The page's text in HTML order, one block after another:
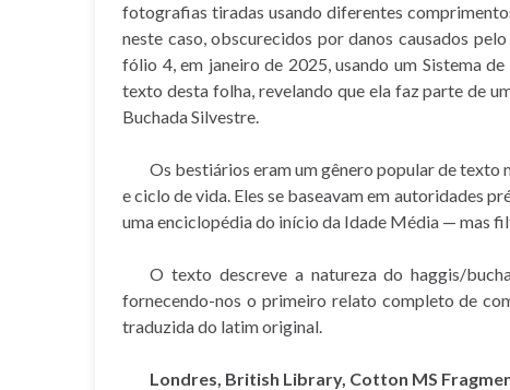
fotografias tiradas usando diferentes
neste caso, obscurecidos por danos causados
fólio 4, em janeiro de 2025, usando um Sistema
texto desta folha, revelando que ela faz parte de
Buchada Silvestre.
Os bestiários eram um gênero popular de texto
e ciclo de vida. Eles se baseavam em autoridades
uma enciclopédia do início da Idade Média — mas
O texto descreve a natureza do haggis/
fornecendo-nos o primeiro relato completo de
traduzida do latim original.
Londres, British Library, Cotton MS